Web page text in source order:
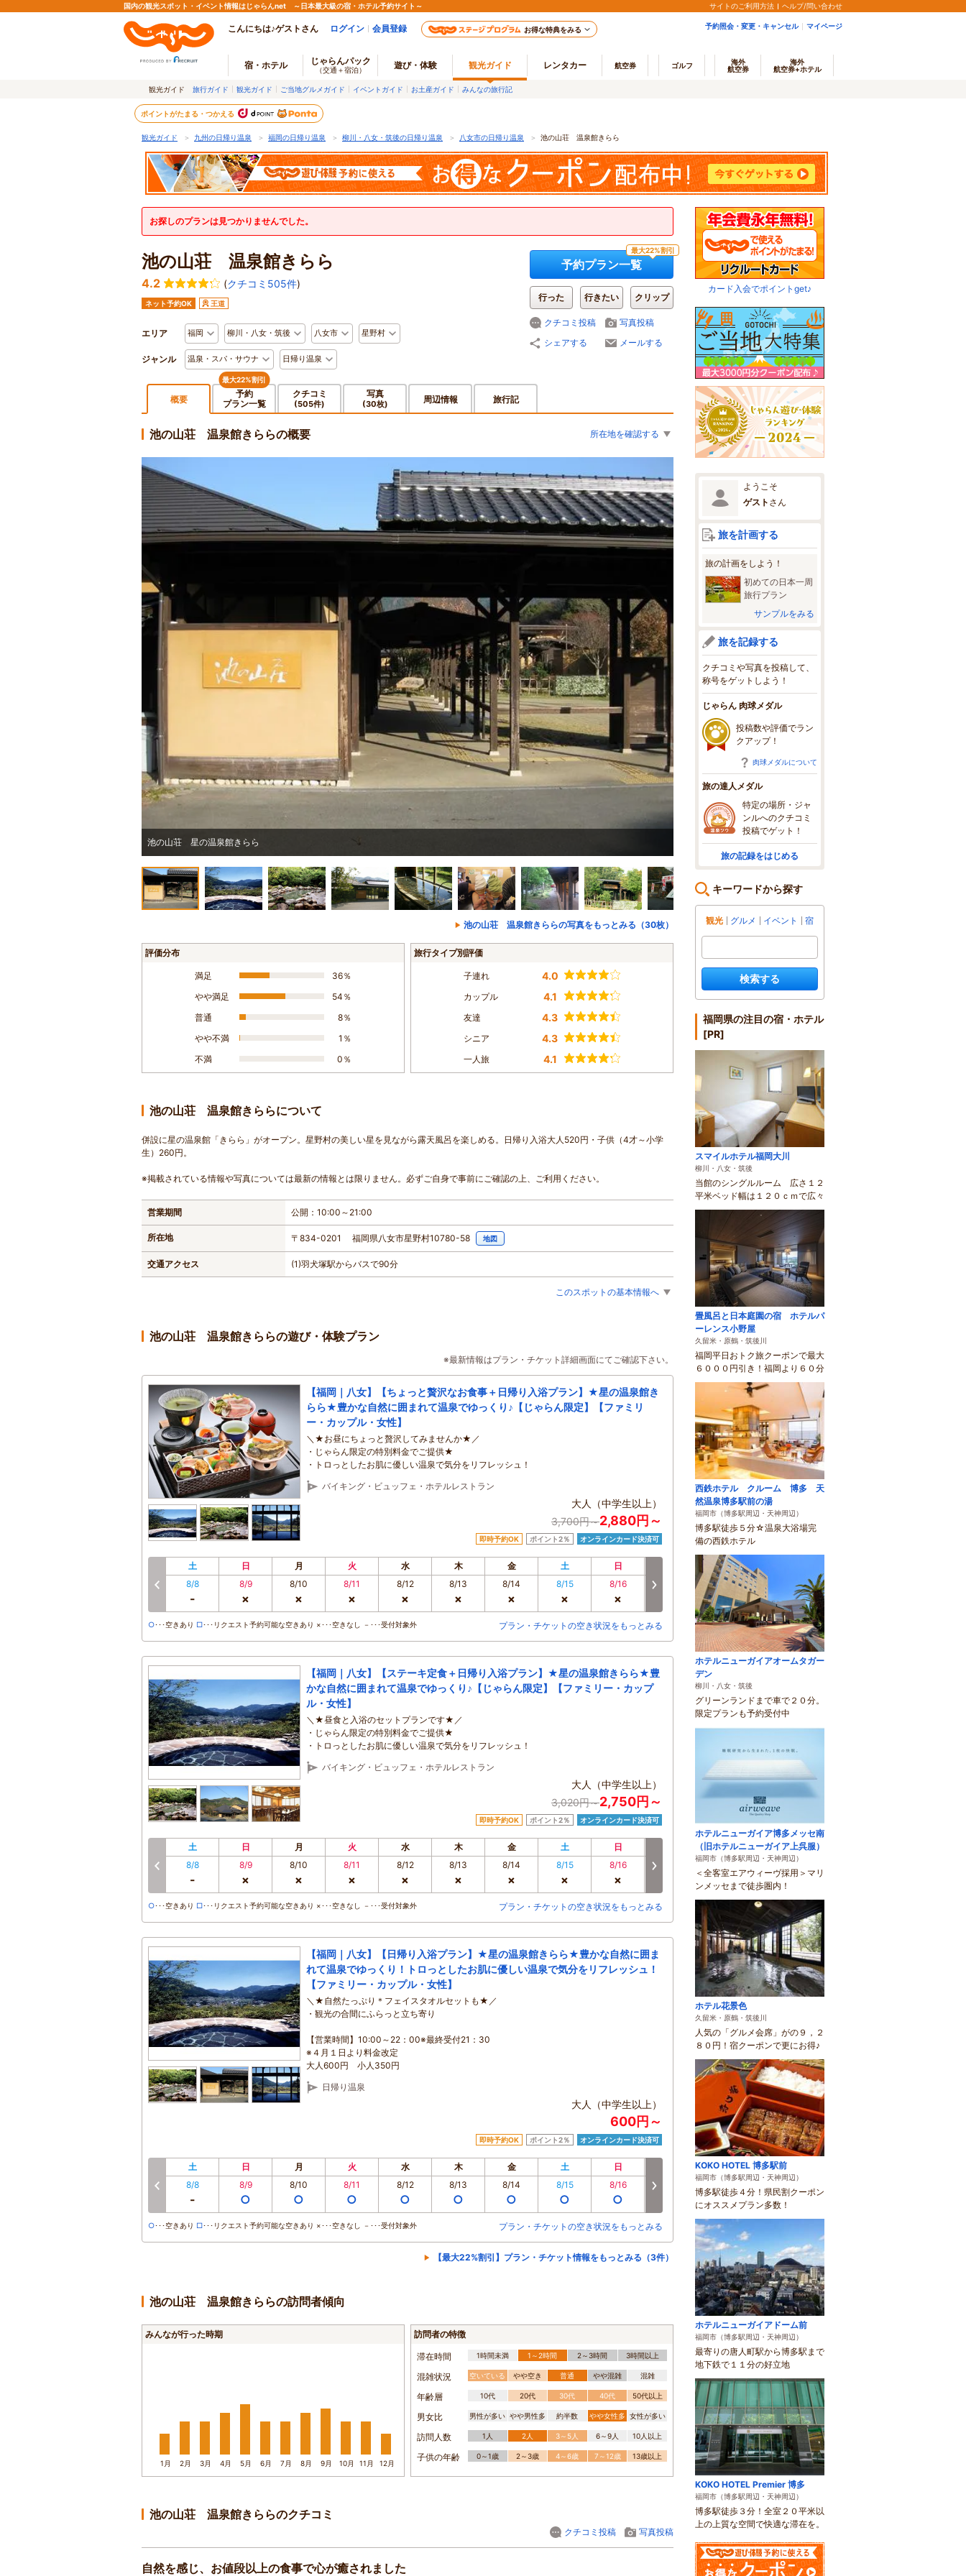
国内の観光スポット・イベント情報はじゃらんnet ～日本最大級の宿・ホテル予約サイト～ サイトのご利用方法 ヘルプ/問い合わせ
こんにちは♪ゲストさん ログイン 会員登録 お得な特典をみる 予約照会・変更・キャンセル マイページ
宿・ホテル じゃらんパック
（交通＋宿泊） 遊び・体験 観光ガイド レンタカー 航空券 ゴルフ
海外
航空券
海外
航空券+ホテル
観光ガイド 旅行ガイド 観光ガイド ご当地グルメガイド イベントガイド お土産ガイド みんなの旅行記
ポイントがたまる・つかえる
観光ガイド ＞ 九州の日帰り温泉 ＞ 福岡の日帰り温泉 ＞ 柳川・八女・筑後の日帰り温泉 ＞ 八女市の日帰り温泉 ＞ 池の山荘 温泉館きらら
お探しのプランは見つかりませんでした。
池の山荘 温泉館きらら
4.2 (クチコミ505件)
ネット予約OK 王道
エリア 福岡 柳川・八女・筑後 八女市 星野村
ジャンル 温泉・スパ・サウナ 日帰り温泉
最大22%割引
予約プラン一覧
行った 行きたい クリップ
クチコミ投稿
写真投稿
シェアする
メールする
概要
最大22%割引
予約
プラン一覧
クチコミ
(505件)
写真
(30枚) 周辺情報 旅行記
池の山荘 温泉館きららの概要 所在地を確認する
池の山荘 星の温泉館きらら みはらしの湯
池の山荘 温泉館きららの写真をもっとみる（30枚）
評価分布
満足
36％
やや満足
54％
普通
8％
やや不満
1％
不満
0％
旅行タイプ別評価
子連れ 4.0
カップル 4.1
友達 4.3
シニア 4.3
一人旅 4.1
池の山荘 温泉館きららについて
併設に星の温泉館「きらら」がオープン。星野村の美しい星を見ながら露天風呂を楽しめる。日帰り入浴大人520円・子供（4才～小学
生）260円。
※掲載されている情報や写真については最新の情報とは限りません。必ずご自身で事前にご確認の上、ご利用ください。
営業期間 公開：10:00～21:00
所在地 〒834-0201 福岡県八女市星野村10780-58 地図
交通アクセス (1)羽犬塚駅からバスで90分
このスポットの基本情報へ
池の山荘 温泉館きららの遊び・体験プラン
※最新情報はプラン・チケット詳細画面にてご確認下さい。
【福岡｜八女】【ちょっと贅沢なお食事＋日帰り入浴プラン】★星の温泉館き
らら★豊かな自然に囲まれて温泉でゆっくり♪【じゃらん限定】【ファミリ
ー・カップル・女性】
＼★お昼にちょっと贅沢してみませんか★／
・じゃらん限定の特別料金でご提供★
・トロっとしたお肌に優しい温泉で気分をリフレッシュ！
バイキング・ビュッフェ・ホテルレストラン
大人（中学生以上）
3,700円～2,880円～
即時予約OK ポイント2％ オンラインカード決済可
土 日 月 火 水 木 金 土 日 火
8/8
-
8/9
×
8/10
×
8/11
×
8/12
×
8/13
×
8/14
×
8/15
×
8/16
×
8/18
○ ○
8/20
○･･･空きあり □･･･リクエスト予約可能な空きあり ×･･･空きなし －･･･受付対象外 プラン・チケットの空き状況をもっとみる
【福岡｜八女】【ステーキ定食＋日帰り入浴プラン】★星の温泉館きらら★豊
かな自然に囲まれて温泉でゆっくり♪【じゃらん限定】【ファミリー・カップ
ル・女性】
＼★昼食と入浴のセットプランです★／
・じゃらん限定の特別料金でご提供★
・トロっとしたお肌に優しい温泉で気分をリフレッシュ！
バイキング・ビュッフェ・ホテルレストラン
大人（中学生以上）
3,020円～2,750円～
即時予約OK ポイント2％ オンラインカード決済可
土 日 月 火 水 木 金 土 日 火 水
8/8
-
8/9
×
8/10
×
8/11
×
8/12
×
8/13
×
8/14
×
8/15
×
8/16
×
8/18
○
8/19
○
○･･･空きあり □･･･リクエスト予約可能な空きあり ×･･･空きなし －･･･受付対象外 プラン・チケットの空き状況をもっとみる
【福岡｜八女】【日帰り入浴プラン】★星の温泉館きらら★豊かな自然に囲ま
れて温泉でゆっくり！トロっとしたお肌に優しい温泉で気分をリフレッシュ！
【ファミリー・カップル・女性】
＼★自然たっぷり＊フェイスタオルセットも★／
・観光の合間にふらっと立ち寄り
【営業時間】10:00～22：00※最終受付21：30
※４月１日より料金改定
大人600円 小人350円
日帰り温泉
大人（中学生以上）
600円～
即時予約OK ポイント2％ オンラインカード決済可
土 日 月 火 水 木 金 土 日 火 水
8/8
-
8/9
○
8/10
○
8/11
○
8/12
○
8/13
○
8/14
○
8/15
○
8/16
○
8/18
○
8/19
○
○･･･空きあり □･･･リクエスト予約可能な空きあり ×･･･空きなし －･･･受付対象外 プラン・チケットの空き状況をもっとみる
【最大22%割引】プラン・チケット情報をもっとみる（3件）
池の山荘 温泉館きららの訪問者傾向
みんなが行った時期
1月 2月 3月 4月 5月 6月 7月 8月 9月 10月 11月 12月
訪問者の特徴
滞在時間 1時間未満 1～2時間 2～3時間 3時間以上
混雑状況 空いている やや空き 普通 やや混雑 混雑
年齢層 10代 20代 30代 40代 50代以上
男女比 男性が多い やや男性多 約半数 やや女性多 女性が多い
訪問人数 1人 2人 3～5人 6～9人 10人以上
子供の年齢 0～1歳 2～3歳 4～6歳 7～12歳 13歳以上
池の山荘 温泉館きららのクチコミ
クチコミ投稿 写真投稿
自然を感じ、お値段以上の食事で心が癒されました
カード入会でポイントget♪
ようこそ
ゲスト さん
旅を計画する
旅の計画をしよう！
初めての日本一周
旅行プラン
サンプルをみる
旅を記録する
クチコミや写真を投稿して、
称号をゲットしよう！
じゃらん 肉球メダル
投稿数や評価でラン
クアップ！
肉球メダルについて
旅の達人メダル
特定の場所・ジャ
ンルへのクチコミ
投稿でゲット！
旅の記録をはじめる
キーワードから探す
観光 グルメ イベント 宿
検索する
福岡県の注目の宿・ホテル
[PR]
スマイルホテル福岡大川
柳川・八女・筑後
当館のシングルルーム 広さ１２
平米ベッド幅は１２０ｃｍで広々
畳風呂と日本庭園の宿 ホテルパ
ーレンス小野屋
久留米・原鶴・筑後川
福岡平日おトク旅クーポンで最大
６０００円引き！福岡より６０分
西鉄ホテル クルーム 博多 天
然温泉博多駅前の湯
福岡市（博多駅周辺・天神周辺）
博多駅徒歩５分☆温泉大浴場完
備の西鉄ホテル
ホテルニューガイアオームタガー
デン
柳川・八女・筑後
グリーンランドまで車で２０分。
限定プランも予約受付中
ホテルニューガイア博多メッセ南
（旧ホテルニューガイア上呉服）
福岡市（博多駅周辺・天神周辺）
＜全客室エアウィーヴ採用＞マリ
ンメッセまで徒歩圏内！
ホテル花景色
久留米・原鶴・筑後川
人気の「グルメ会席」がの９，２
８０円！宿クーポンで更にお得♪
KOKO HOTEL 博多駅前
福岡市（博多駅周辺・天神周辺）
博多駅徒歩４分！県民割クーポン
にオススメプラン多数！
ホテルニューガイアドーム前
福岡市（博多駅周辺・天神周辺）
最寄りの唐人町駅から博多駅まで
地下鉄で１１分の好立地
KOKO HOTEL Premier 博多
福岡市（博多駅周辺・天神周辺）
博多駅徒歩３分！全室２０平米以
上の上質な空間で快適な滞在を。